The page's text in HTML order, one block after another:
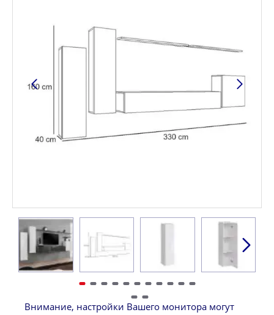
Внимание, настройки Вашего монитора могут